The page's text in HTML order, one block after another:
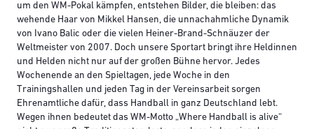
um den WM-Pokal kämpfen, entstehen Bilder, die bleiben: das
wehende Haar von Mikkel Hansen, die unnachahmliche Dynamik
von Ivano Balic oder die vielen Heiner-Brand-Schnäuzer der
Weltmeister von 2007. Doch unsere Sportart bringt ihre Heldinnen
und Helden nicht nur auf der großen Bühne hervor. Jedes
Wochenende an den Spieltagen, jede Woche in den
Trainingshallen und jeden Tag in der Vereinsarbeit sorgen
Ehrenamtliche dafür, dass Handball in ganz Deutschland lebt.
Wegen ihnen bedeutet das WM-Motto „Where Handball is alive“